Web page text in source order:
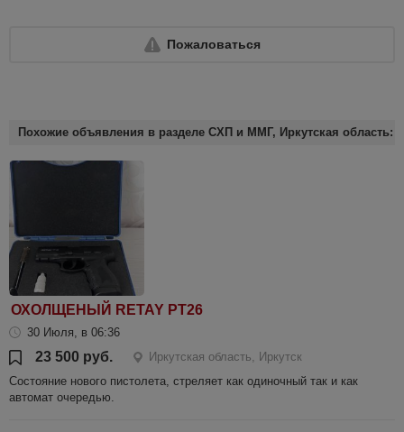
Пожаловаться
Похожие объявления в разделе СХП и ММГ, Иркутская область:
ОХОЛЩЕНЫЙ RETAY PT26
30 Июля, в 06:36
23 500 руб.
Иркутская область, Иркутск
Состояние нового пистолета, стреляет как одиночный так и как
автомат очередью.